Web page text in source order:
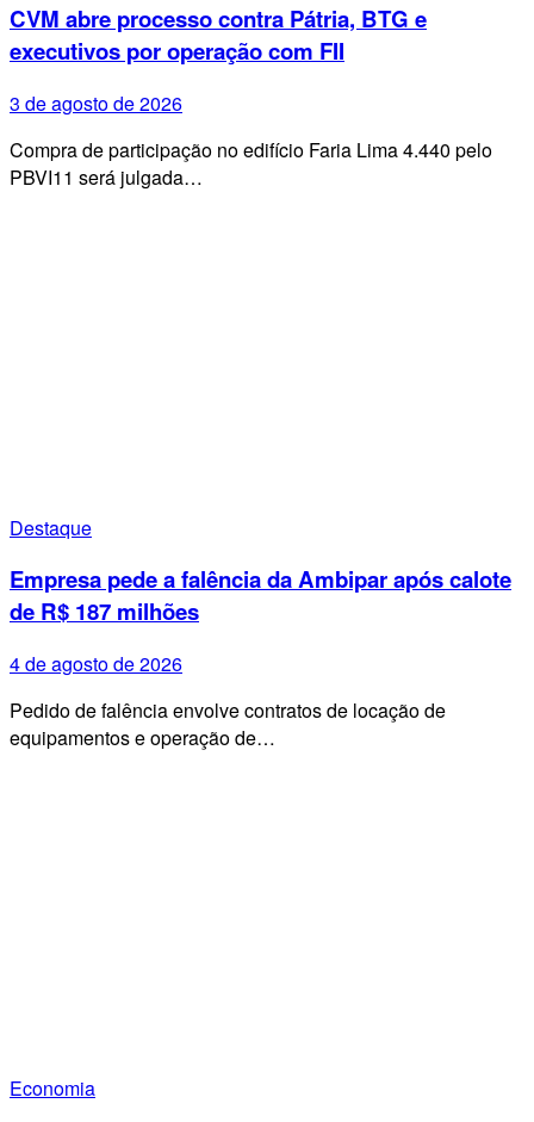
CVM abre processo contra Pátria, BTG e
executivos por operação com FII
3 de agosto de 2026
Compra de participação no edifício Faria Lima 4.440 pelo
PBVI11 será julgada…
Destaque
Empresa pede a falência da Ambipar após calote
de R$ 187 milhões
4 de agosto de 2026
Pedido de falência envolve contratos de locação de
equipamentos e operação de…
Economia